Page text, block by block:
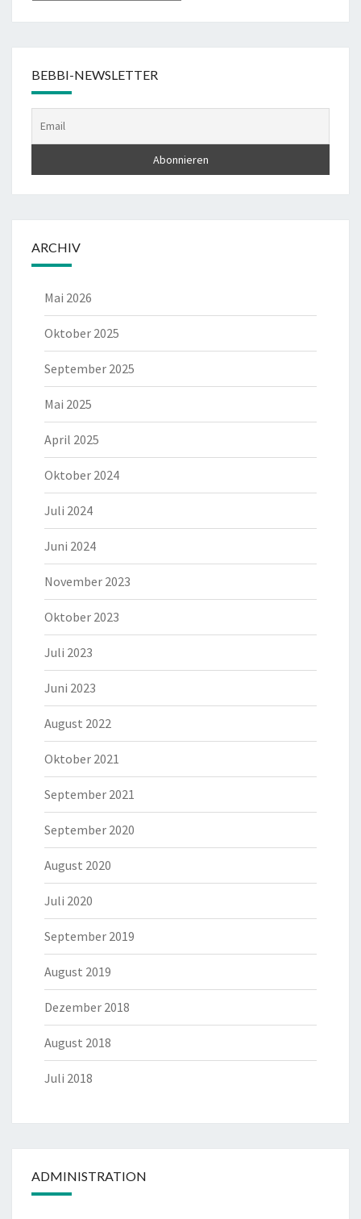
BEBBI-NEWSLETTER
ARCHIV
Mai 2026
Oktober 2025
September 2025
Mai 2025
April 2025
Oktober 2024
Juli 2024
Juni 2024
November 2023
Oktober 2023
Juli 2023
Juni 2023
August 2022
Oktober 2021
September 2021
September 2020
August 2020
Juli 2020
September 2019
August 2019
Dezember 2018
August 2018
Juli 2018
ADMINISTRATION